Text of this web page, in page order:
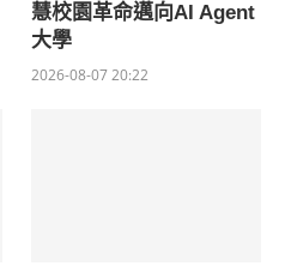
慧校園革命邁向AI Agent
大學
2026-08-07 20:22